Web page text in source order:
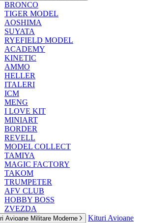
BRONCO
TIGER MODEL
AOSHIMA
SUYATA
RYEFIELD MODEL
ACADEMY
KINETIC
AMMO
HELLER
ITALERI
ICM
MENG
I LOVE KIT
MINIART
BORDER
REVELL
MODEL COLLECT
TAMIYA
MAGIC FACTORY
TAKOM
TRUMPETER
AFV CLUB
HOBBY BOSS
ZVEZDA
Avioane Militare Moderne
Kituri Avioane